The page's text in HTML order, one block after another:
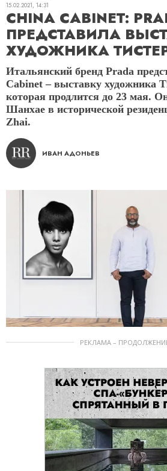
15.02.2021, 14:31
CHINA CABINET:
ПРЕДСТАВИЛА
ХУДОЖНИКА
Итальянский бренд Prada
Cabinet – выставку художника
которая продлится до 23 мая.
Шанхае в исторической
Zhai.
ИВАН АДОНЬЕВ
РЕКЛАМА –